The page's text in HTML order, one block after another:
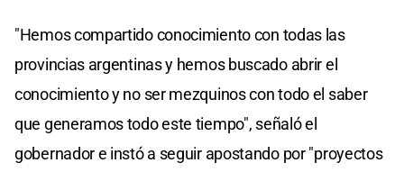
"Hemos compartido conocimiento con todas las
provincias argentinas y hemos buscado abrir el
conocimiento y no ser mezquinos con todo el saber
que generamos todo este tiempo", señaló el
gobernador e instó a seguir apostando por "proyectos